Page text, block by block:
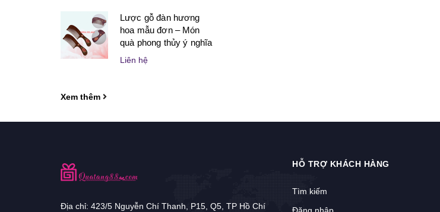
Lược gỗ đàn hương
hoa mẫu đơn – Món
quà phong thủy ý nghĩa
Liên hệ
Xem thêm
Địa chỉ: 423/5 Nguyễn Chí Thanh, P15, Q5, TP Hồ Chí
HỖ TRỢ KHÁCH HÀNG
Tìm kiếm